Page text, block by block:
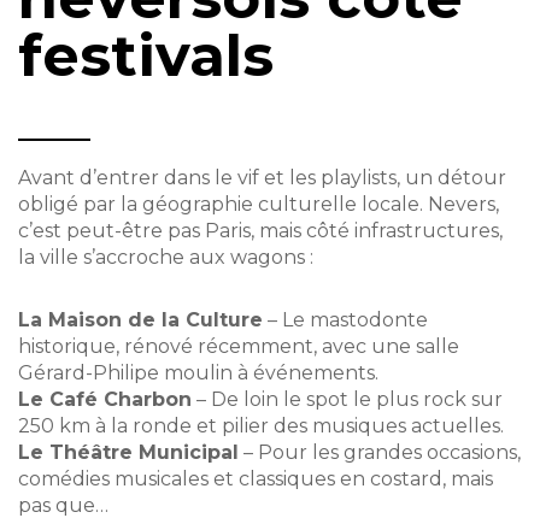
festivals
Avant d’entrer dans le vif et les playlists, un détour
obligé par la géographie culturelle locale. Nevers,
c’est peut-être pas Paris, mais côté infrastructures,
la ville s’accroche aux wagons :
La Maison de la Culture – Le mastodonte
historique, rénové récemment, avec une salle
Gérard-Philipe moulin à événements.
Le Café Charbon – De loin le spot le plus rock sur
250 km à la ronde et pilier des musiques actuelles.
Le Théâtre Municipal – Pour les grandes occasions,
comédies musicales et classiques en costard, mais
pas que…